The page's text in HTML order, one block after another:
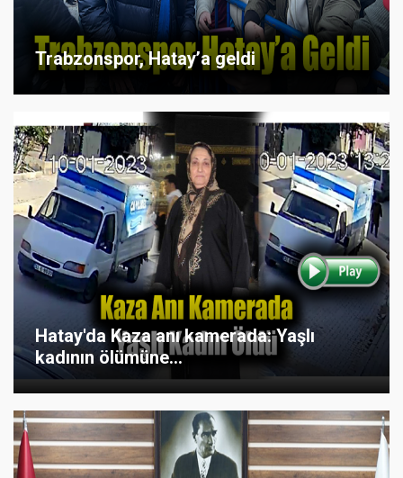
Trabzonspor, Hatay’a geldi
Hatay'da Kaza anı kamerada: Yaşlı
kadının ölümüne...